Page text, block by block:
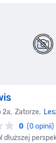
2a, Zatorze,
0 (0 opinii)
dłuższej